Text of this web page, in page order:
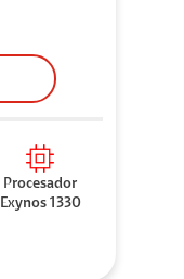
Procesador
Exynos 1330